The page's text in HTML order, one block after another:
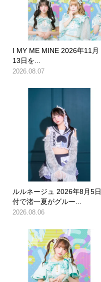
I MY ME MINE 2026年11月
13日を...
2026.08.07
ルルネージュ 2026年8月5日
付で渚一夏がグルー...
2026.08.06